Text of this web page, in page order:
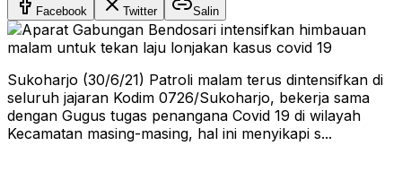
Facebook Twitter Salin
Sukoharjo (30/6/21) Patroli malam terus dintensifkan di
seluruh jajaran Kodim 0726/Sukoharjo, bekerja sama
dengan Gugus tugas penangana Covid 19 di wilayah
Kecamatan masing-masing, hal ini menyikapi s...